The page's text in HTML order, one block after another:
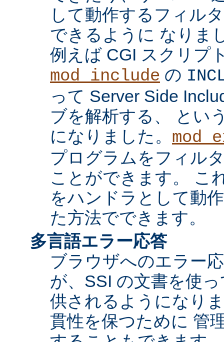
して動作するフィル
できるように なりま
例えば CGI スクリプ
mod_include の
って Server Side
ブを解析する、 とい
になりました。
プログラムをフィル
ことができます。 こ
をハンドラとして動
た方法でできます。
多言語エラー応答
ブラウザへのエラー
が、SSI の文書を使
供されるようになり
貫性を保つために 管